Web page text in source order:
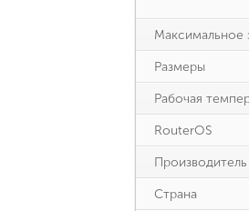
Максимальное
Размеры
Рабочая
RouterOS
Производитель
Страна